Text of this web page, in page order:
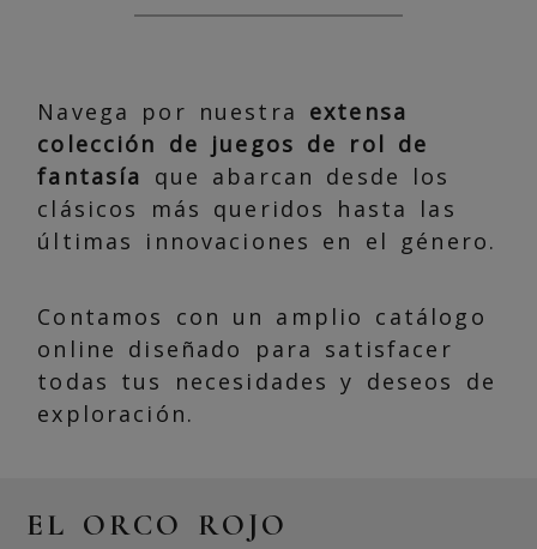
Navega por nuestra extensa
colección de juegos de rol de
fantasía que abarcan desde los
clásicos más queridos hasta las
últimas innovaciones en el género.
Contamos con un amplio catálogo
online diseñado para satisfacer
todas tus necesidades y deseos de
exploración.
EL ORCO ROJO